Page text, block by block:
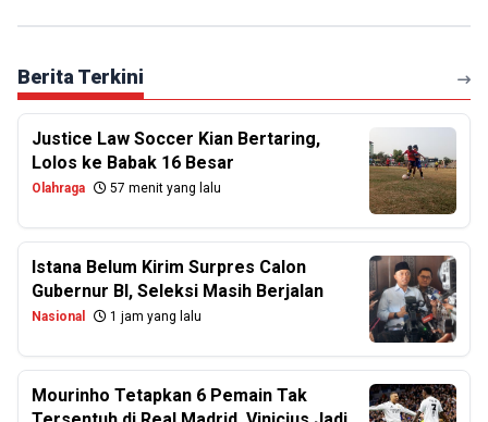
Berita Terkini
Justice Law Soccer Kian Bertaring,
Lolos ke Babak 16 Besar
Olahraga 57 menit yang lalu
Istana Belum Kirim Surpres Calon
Gubernur BI, Seleksi Masih Berjalan
Nasional 1 jam yang lalu
Mourinho Tetapkan 6 Pemain Tak